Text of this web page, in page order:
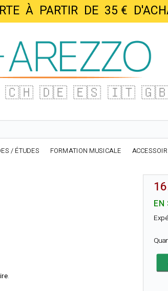
À PARTIR DE 35 €
🇨🇭 🇩🇪 🇪🇸 🇮🇹
/ ÉTUDES FORMATION MUSICALE
.
EN